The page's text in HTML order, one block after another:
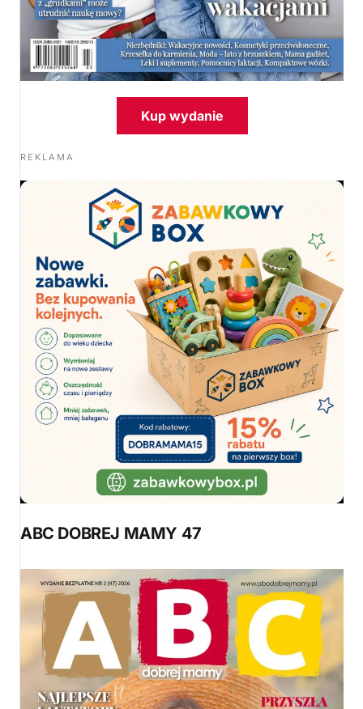
Kup wydanie
REKLAMA
ABC DOBREJ MAMY 47